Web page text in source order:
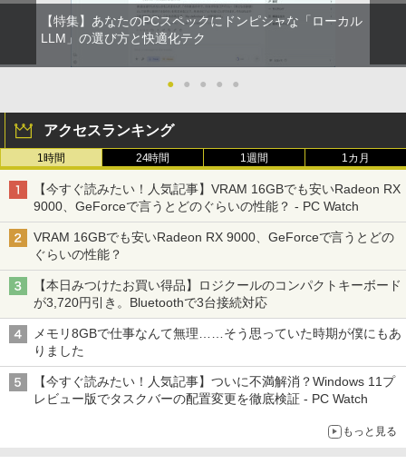
【特集】あなたのPCスペックにドンピシャな「ローカル
LLM」の選び方と快適化テク
● ● ● ● ●
アクセスランキング
1時間 24時間 1週間 1カ月
【今すぐ読みたい！人気記事】VRAM 16GBでも安いRadeon RX
9000、GeForceで言うとどのぐらいの性能？ - PC Watch
VRAM 16GBでも安いRadeon RX 9000、GeForceで言うとどの
ぐらいの性能？
【本日みつけたお買い得品】ロジクールのコンパクトキーボード
が3,720円引き。Bluetoothで3台接続対応
メモリ8GBで仕事なんて無理……そう思っていた時期が僕にもあ
りました
【今すぐ読みたい！人気記事】ついに不満解消？Windows 11プ
レビュー版でタスクバーの配置変更を徹底検証 - PC Watch
もっと見る